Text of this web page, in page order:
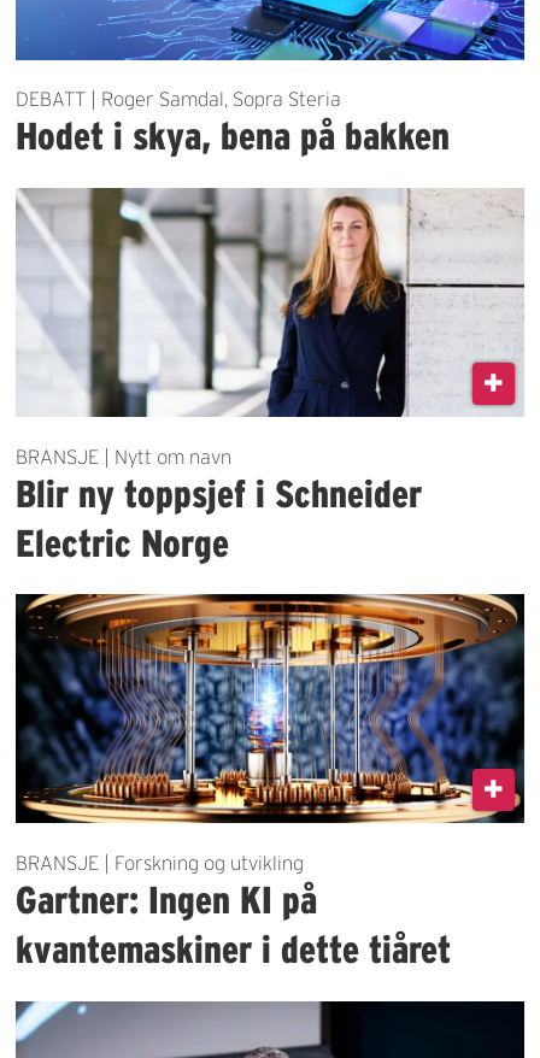
DEBATT | Roger Samdal, Sopra Steria
Hodet i skya, bena på bakken
BRANSJE | Nytt om navn
Blir ny toppsjef i Schneider
Electric Norge
BRANSJE | Forskning og utvikling
Gartner: Ingen KI på
kvantemaskiner i dette tiåret